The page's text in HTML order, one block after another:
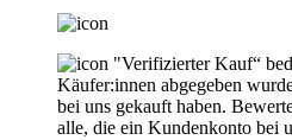
"Verifizierter Kauf“
Käufer:innen abgegeben
bei uns gekauft haben.
alle, die ein Kundenkonto bei